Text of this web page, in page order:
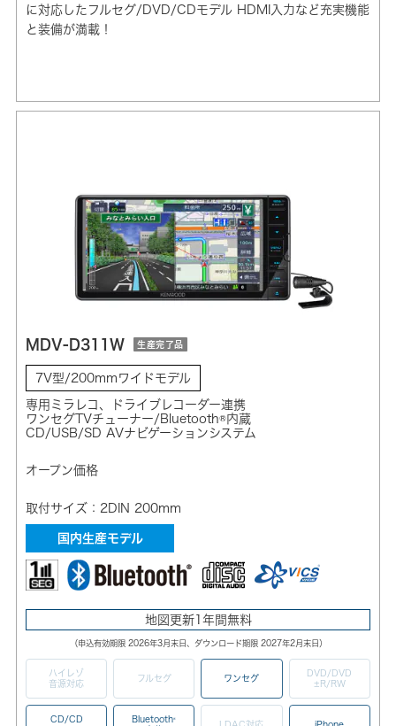
に対応したフルセグ/DVD/CDモデル HDMI入力など充実機能
と装備が満載！
MDV-D311W 生産完了品
7V型/200mmワイドモデル
専用ミラレコ、ドライブレコーダー連携
ワンセグTVチューナー/Bluetooth®内蔵
CD/USB/SD AVナビゲーションシステム
オープン価格
取付サイズ：2DIN 200mm
国内生産モデル
地図更新1年間無料
（申込有効期限 2026年3月末日、ダウンロード期限 2027年2月末日）
ハイレゾ
音源対応
フルセグ ワンセグ
DVD/DVD
±R/RW
CD/CD
Bluetooth®